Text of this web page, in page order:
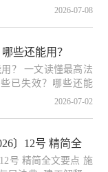
忌主观片面。以事实
法院应当向当事人
就是要求人民法院在
是非，确认
2026-07-08
些还能用？
？ 一文读懂最高法
已失效？哪些还能
了《关于审理建设工
热议。 然而，不少
等称谓搞混。最高人
2026-07-02
〕12号 精简全
号 精简全文要点 施